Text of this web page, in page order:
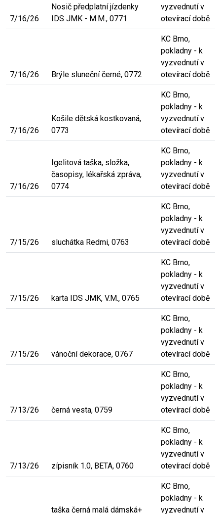
7/16/26
Nosič předplatní jízdenky
IDS JMK - M.M., 0771
vyzvednutí v
otevírací době
7/16/26 Brýle sluneční černé, 0772
KC Brno,
pokladny - k
vyzvednutí v
otevírací době
7/16/26
Košile dětská kostkovaná,
0773
KC Brno,
pokladny - k
vyzvednutí v
otevírací době
7/16/26
Igelitová taška, složka,
časopisy, lékařská zpráva,
0774
KC Brno,
pokladny - k
vyzvednutí v
otevírací době
7/15/26 sluchátka Redmi, 0763
KC Brno,
pokladny - k
vyzvednutí v
otevírací době
7/15/26 karta IDS JMK, V.M., 0765
KC Brno,
pokladny - k
vyzvednutí v
otevírací době
7/15/26 vánoční dekorace, 0767
KC Brno,
pokladny - k
vyzvednutí v
otevírací době
7/13/26 černá vesta, 0759
KC Brno,
pokladny - k
vyzvednutí v
otevírací době
7/13/26 zípisník 1.0, BETA, 0760
KC Brno,
pokladny - k
vyzvednutí v
otevírací době
taška černá malá dámská+
KC Brno,
pokladny - k
vyzvednutí v